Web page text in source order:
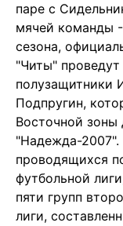
паре с
мячей команды
сезона,
"Читы"
полузащитники
Подпругин,
Восточной зоны
"Надежда-2007".
проводящихся
футбольной
пяти групп
лиги,